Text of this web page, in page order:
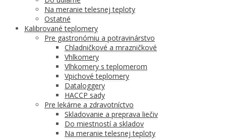
Na meranie telesnej teploty
Ostatné
Kalibrované teplomery
Pre gastronómiu a potravinárstvo
Chladničkové a mrazničkové
Vhlkomery
Vlhkomery s teplomerom
Vpichové teplomery
Dataloggery
HACCP sady
Pre lekárne a zdravotníctvo
Skladovanie a preprava liečiv
Do miestností a skladov
Na meranie telesnej teploty